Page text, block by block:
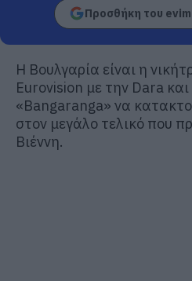
Προσθήκη του
Η Βουλγαρία είναι η
Eurovision με την Dara
«Bangaranga» να
στον μεγάλο τελικό που
Βιέννη.